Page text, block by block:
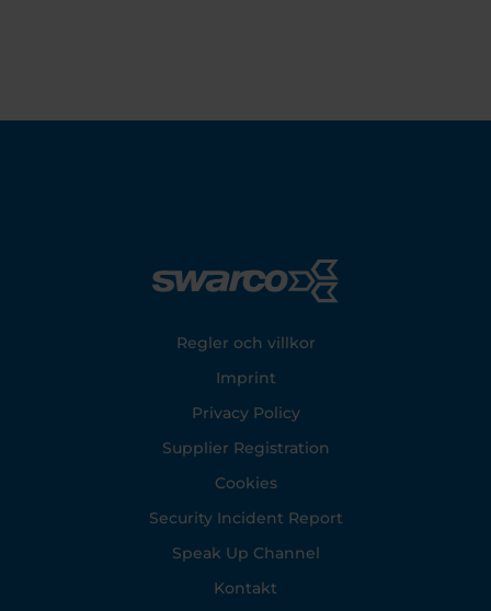
Regler och villkor
Imprint
Privacy Policy
Supplier Registration
Cookies
Security Incident Report
Speak Up Channel
Kontakt